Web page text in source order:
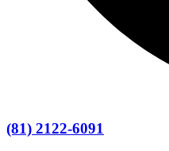
(81) 2122-6091